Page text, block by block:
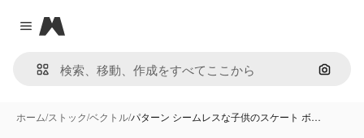
Close menu
Magnific
画像で
ホーム/ストック/ベクトル/パターン シームレスな子供のスケート ボ…